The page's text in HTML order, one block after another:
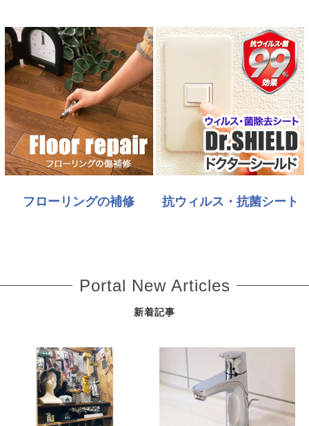
フローリングの補修 抗ウィルス・抗菌シート
Portal New Articles
新着記事